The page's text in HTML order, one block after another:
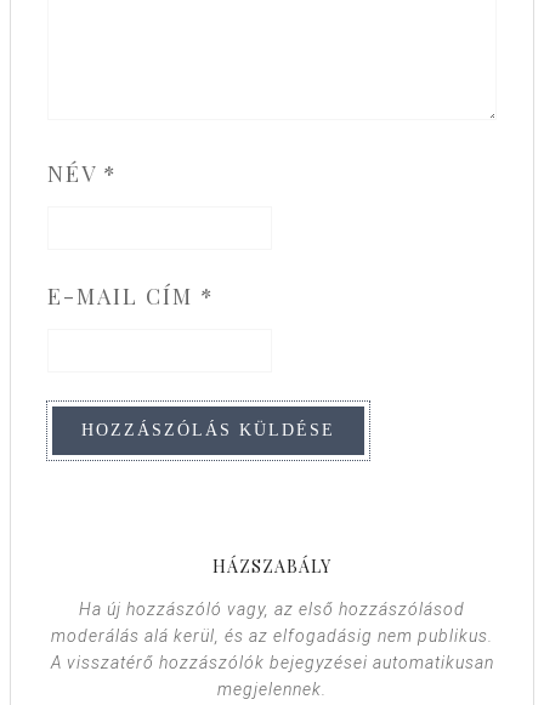
NÉV *
E-MAIL CÍM *
HÁZSZABÁLY
Ha új hozzászóló vagy, az első hozzászólásod
moderálás alá kerül, és az elfogadásig nem publikus.
A visszatérő hozzászólók bejegyzései automatikusan
megjelennek.